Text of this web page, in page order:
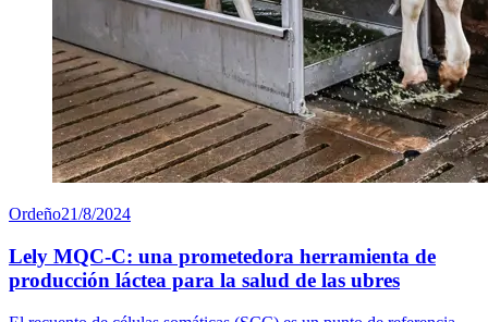
Ordeño21/8/2024
Lely MQC-C: una prometedora herramienta de
producción láctea para la salud de las ubres